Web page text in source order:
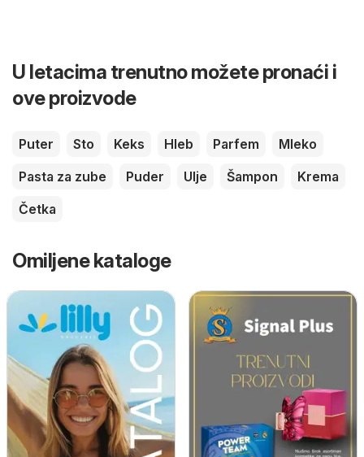
U letacima trenutno možete pronaći i
ove proizvode
Puter Sto Keks Hleb Parfem
Mleko
Pasta za zube
Puder Ulje Šampon
Krema
Četka
Omiljene kataloge